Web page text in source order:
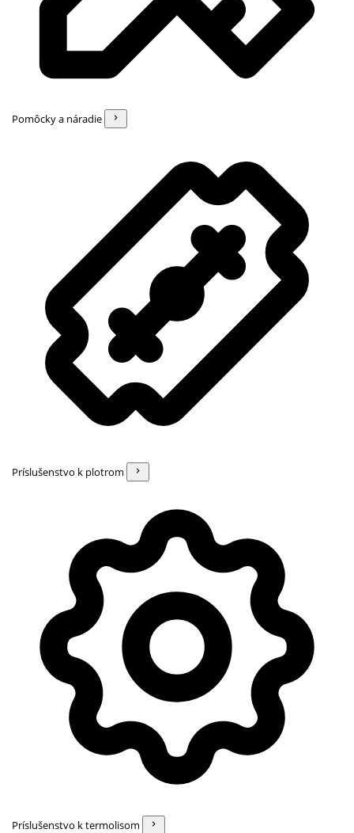
Pomôcky a náradie
Príslušenstvo k plotrom
Príslušenstvo k termolisom